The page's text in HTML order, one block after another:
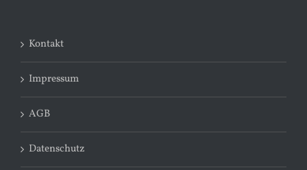
Kontakt
Impressum
AGB
Datenschutz